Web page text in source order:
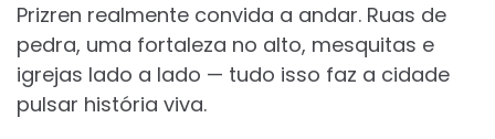
Prizren realmente convida a andar. Ruas de
pedra, uma fortaleza no alto, mesquitas e
igrejas lado a lado — tudo isso faz a cidade
pulsar história viva.